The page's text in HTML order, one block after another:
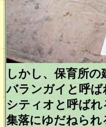
しかし、保育所の
バランガイと呼ば
シティオと呼ばれ
集落にゆだねられ